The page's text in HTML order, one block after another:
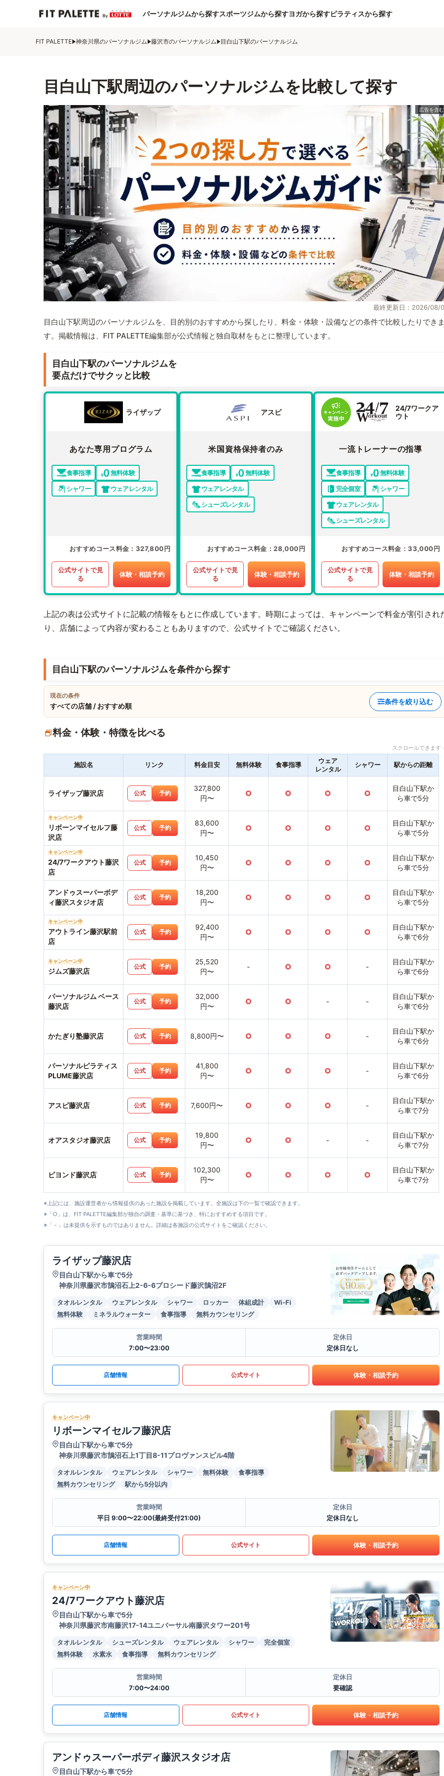
パーソナルジムから探すスポーツジムから探すヨガから探すピラティスから探す
FIT PALETTE 神奈川県のパーソナルジム 藤沢市のパーソナルジム 目白山下駅のパーソナルジム
目白山下駅周辺のパーソナルジムを比較して探す
最終更新日：2026/08/
目白山下駅周辺のパーソナルジムを、目的別のおすすめから探したり、料金・体験・設備などの条件で比較したりでき
す。掲載情報は、FIT PALETTE編集部が公式情報と独自取材をもとに整理しています。
目白山下駅のパーソナルジムを
要点だけでサクッと比較
ライザップ
あなた専用プログラム
食事指導
無料体験
シャワー
ウェアレンタル
おすすめコース料金 327,800円
公式サイトで見
る
体験・相談予約
アスピ
米国資格保持者のみ
食事指導
無料体験
ウェアレンタル
シューズレンタル
おすすめコース料金 28,000円
公式サイトで見
る
体験・相談予約
24/7ワークア
ウト
一流トレーナーの指導
食事指導
無料体験
完全個室
シャワー
ウェアレンタル
シューズレンタル
おすすめコース料金 33,000円
公式サイトで見
る
体験・相談予約
上記の表は公式サイトに記載の情報をもとに作成しています。時期によっては、キャンペーンで料金が割引され
り、店舗によって内容が変わることもありますので、公式サイトでご確認ください。
目白山下駅のパーソナルジムを条件から探す
現在の条件
すべての店舗 / おすすめ順
条件を絞り込む
料金・体験・特徴を比べる
スクロールできま
施設名 リンク 料金目安 無料体験 食事指導
ウェア
レンタル
シャワー 駅からの距離
ライザップ藤沢店 公式 予約
327,800
円〜
○ ○ ○ ○
目白山下駅か
ら車で5分
キャンペーン中
リボーンマイセルフ藤
沢店
公式 予約
83,600
円〜
○ ○ ○ ○
目白山下駅か
ら車で5分
キャンペーン中
24/7ワークアウト藤沢
店
公式 予約
10,450
円〜
○ ○ ○ ○
目白山下駅か
ら車で5分
アンドゥスーパーボデ
ィ藤沢スタジオ店
公式 予約
18,200
円〜
○ ○ ○ ○
目白山下駅か
ら車で5分
キャンペーン中
アウトライン藤沢駅前
店
公式 予約
92,400
円〜
○ ○ ○ ○
目白山下駅か
ら車で6分
キャンペーン中
ジムズ藤沢店
公式 予約
25,520
円〜
- ○ ○ -
目白山下駅か
ら車で6分
パーソナルジム ベース
藤沢店
公式 予約
32,000
円〜
○ ○ - -
目白山下駅か
ら車で6分
かたぎり塾藤沢店 公式 予約 8,800円〜 ○ ○ ○ -
目白山下駅か
ら車で6分
パーソナルピラティス
PLUME藤沢店
公式 予約
41,800
円〜
○ ○ ○ -
目白山下駅か
ら車で6分
アスピ藤沢店 公式 予約 7,600円〜 ○ ○ ○ -
目白山下駅か
ら車で7分
オアスタジオ藤沢店 公式 予約
19,800
円〜
○ ○ - -
目白山下駅か
ら車で7分
ビヨンド藤沢店 公式 予約
102,300
円〜
○ ○ ○ ○
目白山下駅か
ら車で7分
※上記には、施設運営者から情報提供のあった施設を掲載しています。全施設は下の一覧で確認できます。
※「○」は、FIT PALETTE編集部が独自の調査・基準に基づき、特におすすめする項目です。
※「－」は未提供を示すものではありません。詳細は各施設の公式サイトをご確認ください。
ライザップ藤沢店
目白山下駅から車で5分
神奈川県藤沢市鵠沼石上2-6-6プロシード藤沢鵠沼2F
タオルレンタル ウェアレンタル シャワー ロッカー 体組成計
Wi-Fi
無料体験
ミネラルウォーター 食事指導 無料カウンセリング
営業時間
7:00〜23:00
定休日
定休日なし
店舗情報 公式サイト 体験・相談予約
キャンペーン中
リボーンマイセルフ藤沢店
目白山下駅から車で5分
神奈川県藤沢市鵠沼石上1丁目8-11プロヴァンスビル4階
タオルレンタル ウェアレンタル シャワー 無料体験
食事指導
無料カウンセリング
駅から5分以内
営業時間
平日 9:00〜22:00(最終受付21:00)
定休日
定休日なし
店舗情報 公式サイト 体験・相談予約
キャンペーン中
24/7ワークアウト藤沢店
目白山下駅から車で5分
神奈川県藤沢市南藤沢17-14ユニバーサル南藤沢タワー201号
タオルレンタル シューズレンタル ウェアレンタル シャワー
完全個室
無料体験
水素水 食事指導 無料カウンセリング
営業時間
7:00〜24:00
定休日
要確認
店舗情報 公式サイト 体験・相談予約
アンドゥスーパーボディ藤沢スタジオ店
目白山下駅から車で5分